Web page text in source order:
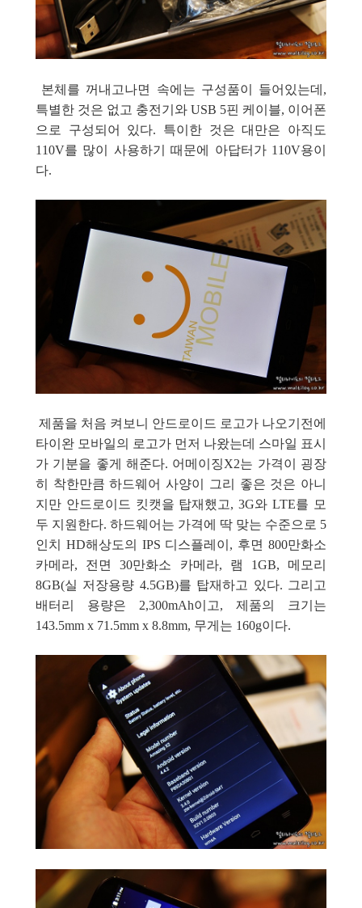
본체를 꺼내고나면 속에는 구성품이 들어있는데,
특별한 것은 없고 충전기와 USB 5핀 케이블, 이어폰
으로 구성되어 있다. 특이한 것은 대만은 아직도
110V를 많이 사용하기 때문에 아답터가 110V용이
다.
제품을 처음 켜보니 안드로이드 로고가 나오기전에
타이완 모바일의 로고가 먼저 나왔는데 스마일 표시
가 기분을 좋게 해준다. 어메이징X2는 가격이 굉장
히 착한만큼 하드웨어 사양이 그리 좋은 것은 아니
지만 안드로이드 킷캣을 탑재했고, 3G와 LTE를 모
두 지원한다. 하드웨어는 가격에 딱 맞는 수준으로 5
인치 HD해상도의 IPS 디스플레이, 후면 800만화소
카메라, 전면 30만화소 카메라, 램 1GB, 메모리
8GB(실 저장용량 4.5GB)를 탑재하고 있다. 그리고
배터리 용량은 2,300mAh이고, 제품의 크기는
143.5mm x 71.5mm x 8.8mm, 무게는 160g이다.